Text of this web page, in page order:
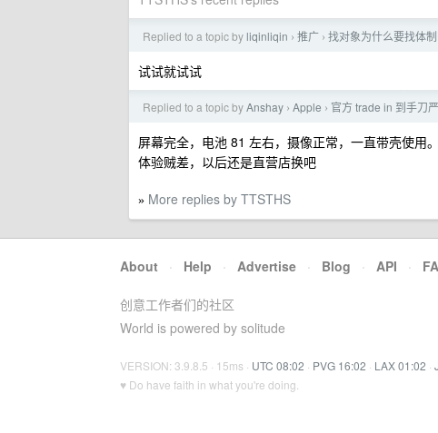
Replied to a topic by liqinliqin › 推广 › 找对象为什么要找体
试试就试试
Replied to a topic byAnshay › Apple › 官方 trade in 到手刀
屏幕完全，电池 81 左右，摄像正常，一直带壳使用
体验贼差，以后还是直营店换吧
» More replies by TTSTHS
About · Help · Advertise · Blog · API ·
创意工作者们的社区
World is powered by solitude
VERSION: 3.9.8.5 · 15ms · UTC 08:02 · PVG 16:02 · LAX 01:02 ·
♥ Do have faith in what you're doing.